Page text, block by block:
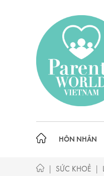
HÔN NHÂN
| SỨC KHOẺ |